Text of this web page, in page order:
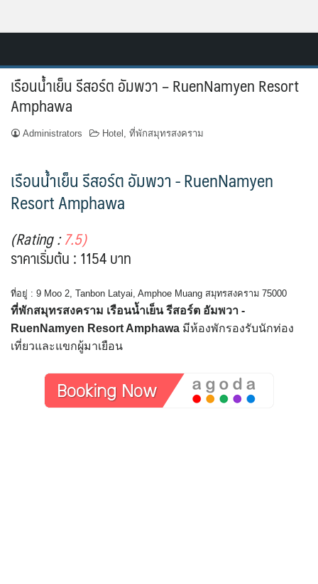
contentHome
ติดต่อ
ทำเว็บไซต์รีสอร์ท
เกี่ยวกับเรา
เรือนน้ำเย็น รีสอร์ต อัมพวา – RuenNamyen Resort
Amphawa
Administrators Hotel , ที่พักสมุทรสงคราม
เรือนน้ำเย็น รีสอร์ต อัมพวา - RuenNamyen
Resort Amphawa
(Rating :7.5)
ราคาเริ่มต้น : 1154 บาท
ที่อยู่ : 9 Moo 2, Tanbon Latyai, Amphoe Muang สมุทรสงคราม 75000
ที่พักสมุทรสงคราม เรือนน้ำเย็น รีสอร์ต อัมพวา -
RuenNamyen Resort Amphawa มีห้องพักรองรับนักท่อง
เที่ยวและแขกผู้มาเยือน